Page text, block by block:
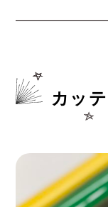
カッ